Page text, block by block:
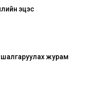
эцэс
шалгаруулах журам